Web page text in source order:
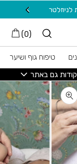
(
0
)
טיפוח גוף ושיער
גם באתר